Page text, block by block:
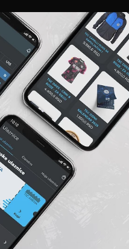
TAGSÁG JEGYEK AKKREDITÁCIÓ